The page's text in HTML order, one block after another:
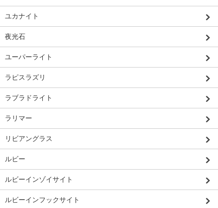
ユカナイト
夜光石
ユーパーライト
ラピスラズリ
ラブラドライト
ラリマー
リビアングラス
ルビー
ルビーインゾイサイト
ルビーインフックサイト